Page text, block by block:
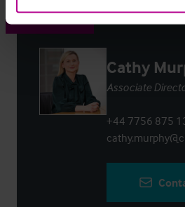
Contacto
Cathy
Associate
+44 7756 875